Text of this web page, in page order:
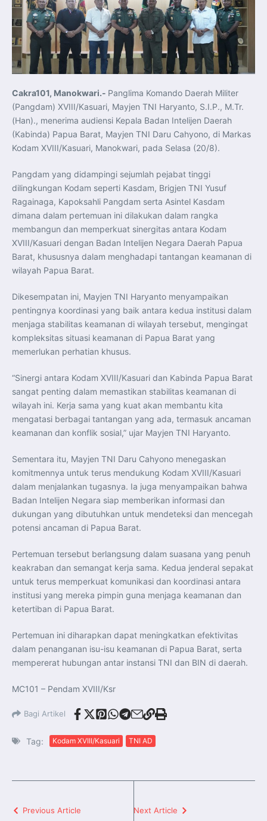
Koordinasi Jaga Stabilitas Keuangan dan Kepercayaan
Pasar
Presiden Prabowo Perkuat Sinergi Perguruan Tinggi dan
PT PAL untuk Majukan Industri Perkapalan Nasional
KASAL dan Panglima Armada Pasifik Rusia Resmi Buka
Latma ORRUDA 2026
T-50i Golden Eagle TNI AU Meriahkan Pitch Black Mindil
Beach Flying Display 2026
Indonesia dan Turki Sepakati Joint Action Plan 2026–
Balai Vokasi
TNI AU Tingkatkan Kemampuan Personel melalui
Pelatihan Signal Radio untuk Misi Pertahanan Udara dan
Radar
Menkeu Purbaya Instruksikan Penyelarasan Aturan KEK
untuk Perkuat Daya Saing Industri Dalam Negeri
Mentan Amran Pacu Produksi Gula Nasional, Target
Swasembada Gula Putih Dua Tahun dan Tembus 3 Juta
Penguatan Kerja Sama Konkret ASEAN Plus Three
Latma ORRUDA 2026 di Vladivostok Perkuat Diplomasi
Maritim TNI AL dan Rusia
Latihan DACT di Exercise Pitch Black 2026 Tingkatkan
Kesiapan Tempur Penerbang TNI AU
Menlu Sugiono: “Kekuatan Ekonomi ASEAN-RRT Harus
Menjadi Penopang Stabilitas Kawasan”
ASEAN dan Amerika Serikat Perkuat Kemitraan untuk
Jaga Stabilitas Kawasan dan Dorong Pertumbuhan
Ekonomi
Presiden Prabowo Terima Direktur FBI, Indonesia dan AS
Perkuat Kerja Sama Repatriasi Artefak Budaya
Program 3 Juta Rumah
Pendaftaran MagangHub Angkatan II Batch 1 Dibuka
hingga 28 Juli 2026, Kesempatan Raih Pengalaman Kerja
dan Sertifikasi Kompetensi
KASAU Bekali 154 Perwira Remaja AAU 2026, Tekankan
Integritas dan Profesionalisme sebagai Bekal
Pengabdian
Menlu Sugiono Dorong Kemitraan ASEAN–Inggris yang
Indonesia Dorong ASEAN dan Uni Eropa Perkuat
Stabilitas Global melalui Kemitraan Strategis
Menlu RI Dorong Kemitraan Ekonomi ASEAN–Korea
Selatan untuk Perkuat Ketahanan Kawasan
Kemitraan ASEAN–Kanada Perkuat Ketahanan Ekonomi,
Pangan, dan Energi Kawasan
ASEAN dan India Perkuat Ketahanan Kawasan lewat
Kerja Sama Maritim, Ekonomi, dan Kesehatan
Kepala BGN Sudaryono Tegaskan Komitmen Perkuat
Transparansi dan Akuntabilitas Program Makan Bergizi
Gratis
Cakra101, Manokwari.- Panglima Komando Daerah Militer
(Pangdam) XVIII/Kasuari, Mayjen TNI Haryanto, S.I.P., M.Tr.
(Han)., menerima audiensi Kepala Badan Intelijen Daerah
(Kabinda) Papua Barat, Mayjen TNI Daru Cahyono, di Markas
Kodam XVIII/Kasuari, Manokwari, pada Selasa (20/8).
Pangdam yang didampingi sejumlah pejabat tinggi
dilingkungan Kodam seperti Kasdam, Brigjen TNI Yusuf
Ragainaga, Kapoksahli Pangdam serta Asintel Kasdam
dimana dalam pertemuan ini dilakukan dalam rangka
membangun dan memperkuat sinergitas antara Kodam
XVIII/Kasuari dengan Badan Intelijen Negara Daerah Papua
Barat, khususnya dalam menghadapi tantangan keamanan di
wilayah Papua Barat.
Dikesempatan ini, Mayjen TNI Haryanto menyampaikan
pentingnya koordinasi yang baik antara kedua institusi dalam
menjaga stabilitas keamanan di wilayah tersebut, mengingat
kompleksitas situasi keamanan di Papua Barat yang
memerlukan perhatian khusus.
“Sinergi antara Kodam XVIII/Kasuari dan Kabinda Papua Barat
sangat penting dalam memastikan stabilitas keamanan di
wilayah ini. Kerja sama yang kuat akan membantu kita
mengatasi berbagai tantangan yang ada, termasuk ancaman
keamanan dan konflik sosial,” ujar Mayjen TNI Haryanto.
Sementara itu, Mayjen TNI Daru Cahyono menegaskan
komitmennya untuk terus mendukung Kodam XVIII/Kasuari
dalam menjalankan tugasnya. Ia juga menyampaikan bahwa
Badan Intelijen Negara siap memberikan informasi dan
dukungan yang dibutuhkan untuk mendeteksi dan mencegah
potensi ancaman di Papua Barat.
Pertemuan tersebut berlangsung dalam suasana yang penuh
keakraban dan semangat kerja sama. Kedua jenderal sepakat
untuk terus memperkuat komunikasi dan koordinasi antara
institusi yang mereka pimpin guna menjaga keamanan dan
ketertiban di Papua Barat.
Pertemuan ini diharapkan dapat meningkatkan efektivitas
dalam penanganan isu-isu keamanan di Papua Barat, serta
mempererat hubungan antar instansi TNI dan BIN di daerah.
MC101 – Pendam XVIII/Ksr
Bagi Artikel
Tag: Kodam XVIII/Kasuari TNI AD
Previous Article Next Article